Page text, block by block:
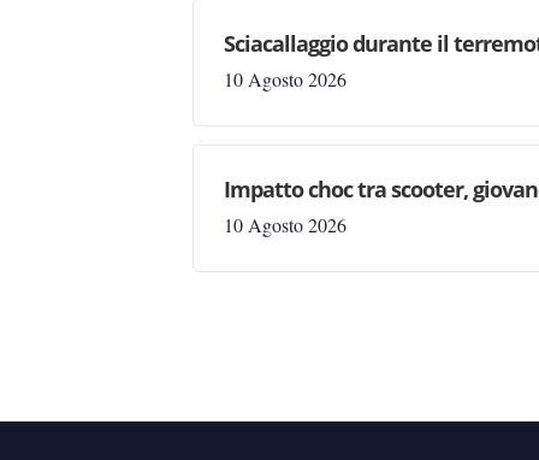
Sciacallaggio durante il
10 Agosto 2026
Impatto choc tra scooter,
10 Agosto 2026